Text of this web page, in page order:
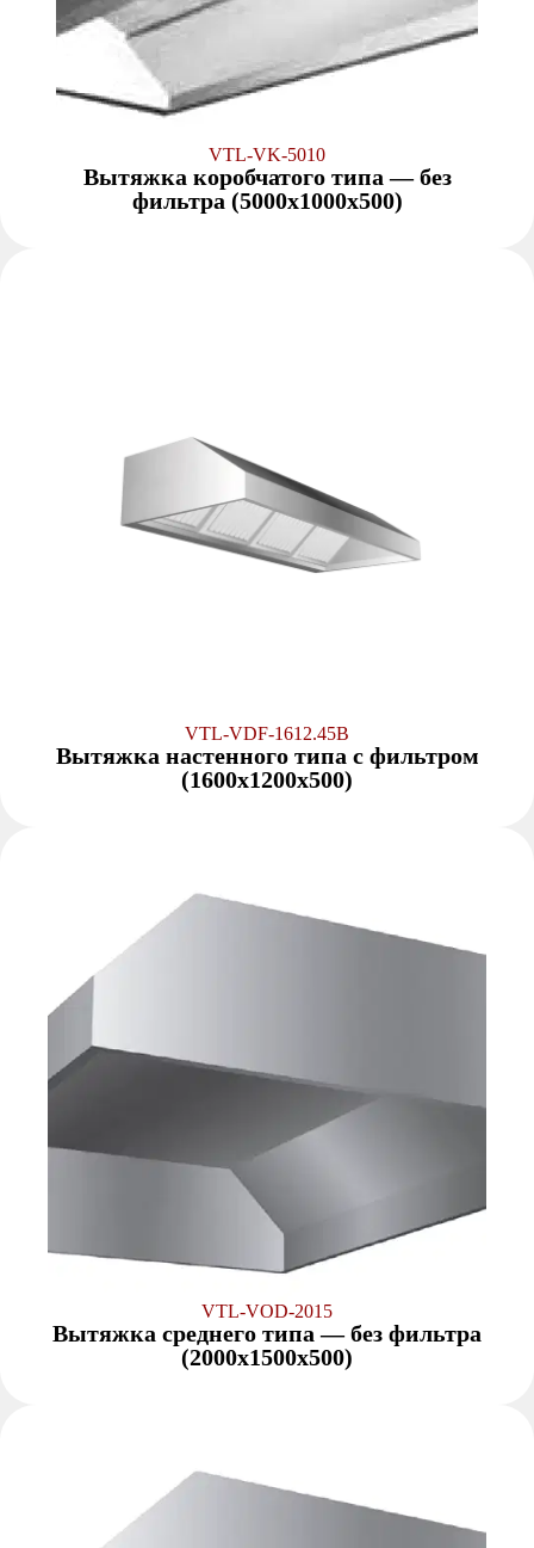
VTL-VK-5010
Вытяжка коробчатого типа — без
фильтра (5000x1000x500)
VTL-VDF-1612.45B
Вытяжка настенного типа с фильтром
(1600x1200x500)
VTL-VOD-2015
Вытяжка среднего типа — без фильтра
(2000x1500x500)